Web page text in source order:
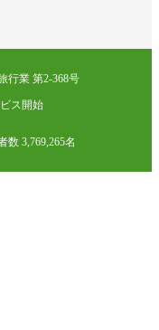
行業 第2-368号
ス開始
数 3,769,265名